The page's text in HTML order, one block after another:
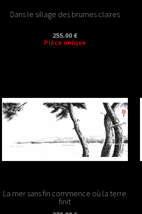
Dans le sillage des brumes claires
255.00 €
Pièce unique
La mer sans fin commence où la terre
finit